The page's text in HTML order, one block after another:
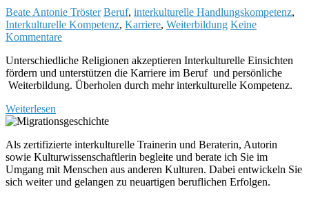
Beate Antonie Tröster Beruf, interkulturelle Handlungskompetenz,
Interkulturelle Kompetenz, Karriere, Weiterbildung Keine
Kommentare
Unterschiedliche Religionen akzeptieren Interkulturelle Einsichten
fördern und unterstützen die Karriere im Beruf und persönliche
Weiterbildung. Überholen durch mehr interkulturelle Kompetenz.
Weiterlesen
Als zertifizierte interkulturelle Trainerin und Beraterin, Autorin
sowie Kulturwissenschaftlerin begleite und berate ich Sie im
Umgang mit Menschen aus anderen Kulturen. Dabei entwickeln Sie
sich weiter und gelangen zu neuartigen beruflichen Erfolgen.